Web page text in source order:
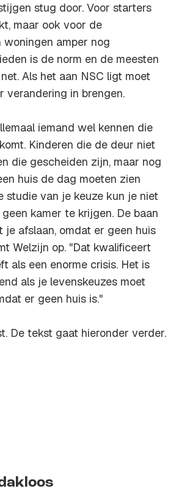
stug door. Voor starters
maar ook voor de
amper nog
is de norm en de meesten
Als het aan NSC ligt moet
verandering in brengen.
iemand wel kennen die
Kinderen die de deur niet
die gescheiden zijn, maar nog
huis de dag moeten zien
studie van je keuze kun je niet
kamer te krijgen. De baan
je afslaan, omdat er geen huis
Welzijn op. "Dat kwalificeert
als een enorme crisis. Het is
als je levenskeuzes moet
er geen huis is."
De tekst gaat hieronder verder.